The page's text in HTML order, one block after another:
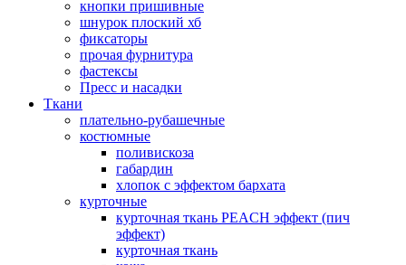
кнопки пришивные
шнурок плоский хб
фиксаторы
прочая фурнитура
фастексы
Пресс и насадки
Ткани
плательно-рубашечные
костюмные
поливискоза
габардин
хлопок с эффектом бархата
курточные
курточная ткань PEACH эффект (пич
эффект)
курточная ткань